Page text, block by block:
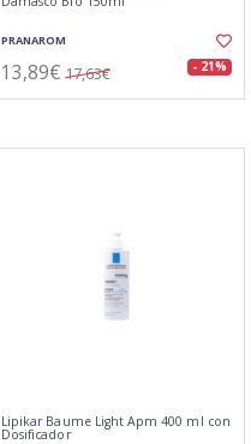
PRANAROM
13,89€ 17,63€ - 21%
Lipikar Baume Light Apm 400 ml con
Dosificador